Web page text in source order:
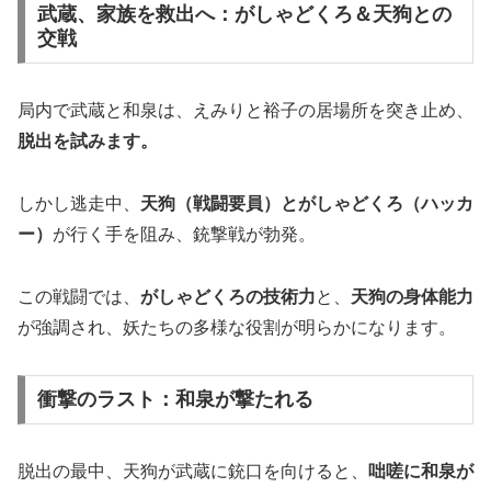
武蔵、家族を救出へ：がしゃどくろ＆天狗との
交戦
局内で武蔵と和泉は、えみりと裕子の居場所を突き止め、
脱出を試みます。
しかし逃走中、 天狗（戦闘要員）とがしゃどくろ（ハッカ
ー） が行く手を阻み、銃撃戦が勃発。
この戦闘では、 がしゃどくろの技術力と、 天狗の身体能力
が強調され、妖たちの多様な役割が明らかになります。
衝撃のラスト：和泉が撃たれる
脱出の最中、天狗が武蔵に銃口を向けると、 咄嗟に和泉が